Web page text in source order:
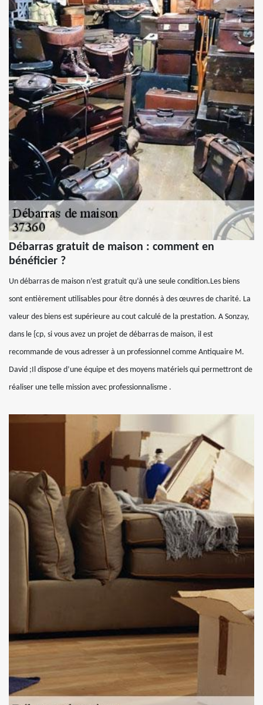
Débarras gratuit de maison : comment en
bénéficier ?
Un débarras de maison n’est gratuit qu’à une seule condition.Les biens
sont entièrement utilisables pour être donnés à des œuvres de charité. La
valeur des biens est supérieure au cout calculé de la prestation. A Sonzay,
dans le {cp, si vous avez un projet de débarras de maison, il est
recommande de vous adresser à un professionnel comme Antiquaire M.
David ;Il dispose d’une équipe et des moyens matériels qui permettront de
réaliser une telle mission avec professionnalisme .